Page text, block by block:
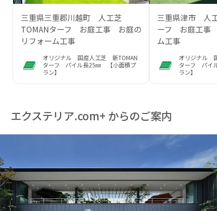
三重県三重郡川越町 人工芝
TOMANターフ お庭工事 お庭の
リフォーム工事
オリジナル 国産人工芝 新TOMAN
ターフ パイル長25㎜ 【小面積プ
ラン】
三重県津市 人
ーフ お庭工事
ム工事
オリジナル
ターフ パイ
ラン】
エクステリア.com+ からのご案内